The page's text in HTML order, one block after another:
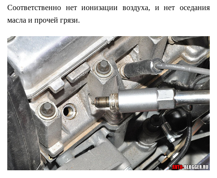
Соответственно нет ионизации воздуха, и нет оседания
масла и прочей грязи.